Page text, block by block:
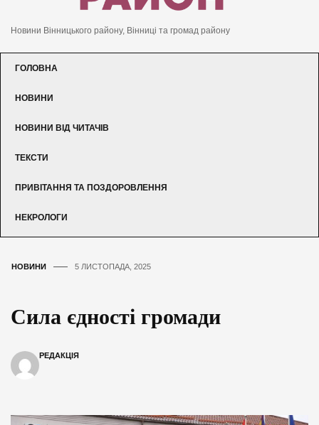
Новини Вінницького району, Вінниці та громад району
ГОЛОВНА
НОВИНИ
НОВИНИ ВІД ЧИТАЧІВ
ТЕКСТИ
ПРИВІТАННЯ ТА ПОЗДОРОВЛЕННЯ
НЕКРОЛОГИ
НОВИНИ 5 ЛИСТОПАДА, 2025
Сила єдності громади
РЕДАКЦІЯ